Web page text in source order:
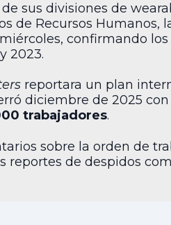
sus divisiones de
de Recursos
confirmando
2023.
reportara un plan
diciembre de 2025 con
trabajadores.
sobre la orden de
de despidos